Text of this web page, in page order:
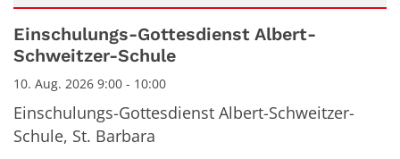
Datum: 10. August 2026
Einschulungs-Gottesdienst Albert-
Schweitzer-Schule
10. Aug. 2026 9:00 - 10:00
Einschulungs-Gottesdienst Albert-Schweitzer-
Schule, St. Barbara